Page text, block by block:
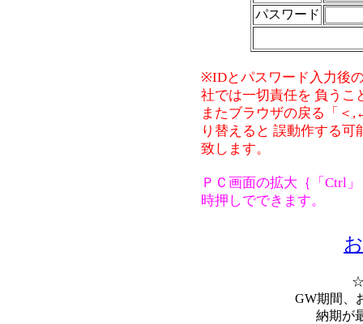
パスワード
※IDとパスワード入力後
社では一切責任を 負うこ
またブラウザの戻る「
り替えると 誤動作する
致します。
ＰＣ画面の拡大｛「Ctrl
時押しでできます。
GW期間、
納期が